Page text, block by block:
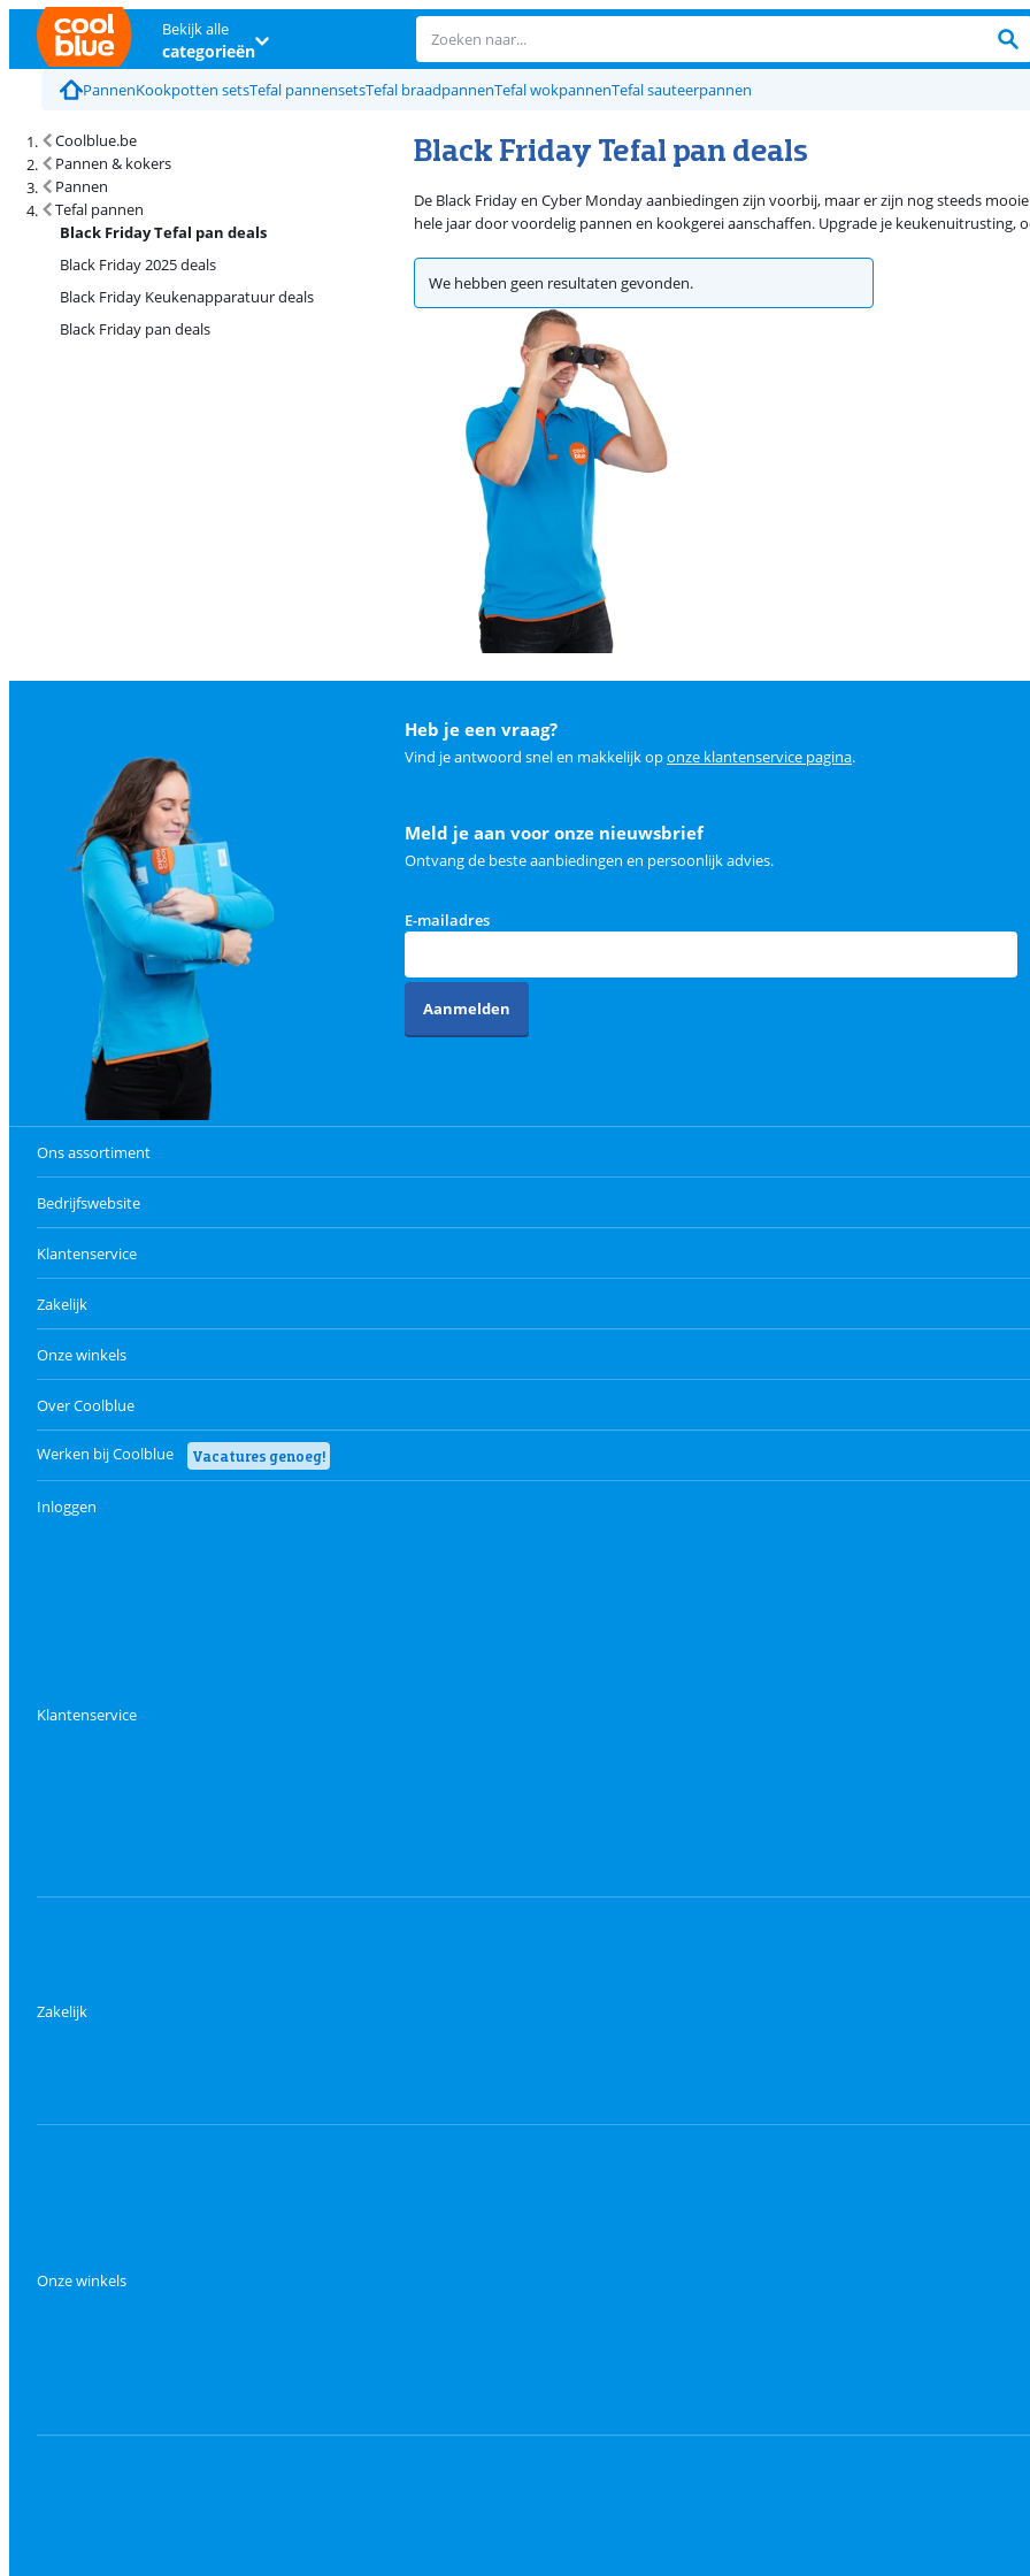
Bekijk alle
categorieën
PannenKookpotten setsTefal pannensetsTefal braadpannenTefal wokpannenTefal sauteerpannen
Coolblue.be
Pannen & kokers
Pannen
Tefal pannen
Black Friday Tefal pan deals
Black Friday 2025 deals
Black Friday Keukenapparatuur deals
Black Friday pan deals
Black Friday Tefal pan deals
De Black Friday en Cyber Monday aanbiedingen zijn voorbij, maar er zijn nog steeds
hele jaar door voordelig pannen en kookgerei aanschaffen. Upgrade je keukenuitrusting,
We hebben geen resultaten gevonden.
Heb je een vraag?
Vind je antwoord snel en makkelijk oponze klantenservice pagina.
Meld je aan voor onze nieuwsbrief
Ontvang de beste aanbiedingen en persoonlijk advies.
E-mailadres
Aanmelden
Ons assortiment
Bedrijfswebsite
Klantenservice
Zakelijk
Onze winkels
Over Coolblue
Werken bij Coolblue Vacatures genoeg!
Inloggen
Klantenservice
Zakelijk
Onze winkels